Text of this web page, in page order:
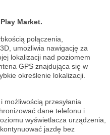
Market.
połączenia,
umożliwia nawigację za
lokalizacji nad poziomem
GPS znajdująca się w
określenie lokalizacji.
możliwością przesyłania
dane telefonu i
wyświetlacza urządzenia,
jazdę bez